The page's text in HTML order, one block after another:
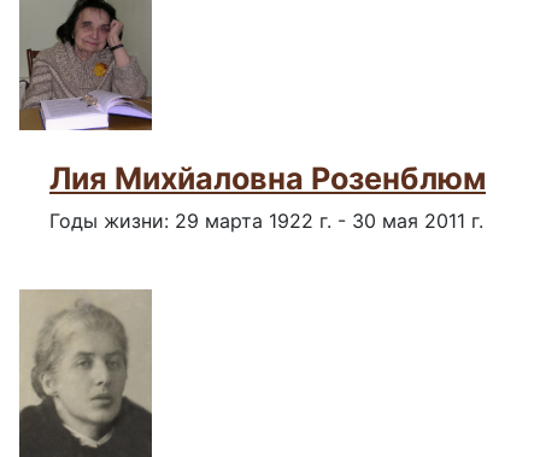
Лия Михйаловна Розенблюм
Годы жизни: 29 марта 1922 г. - 30 мая 2011 г.